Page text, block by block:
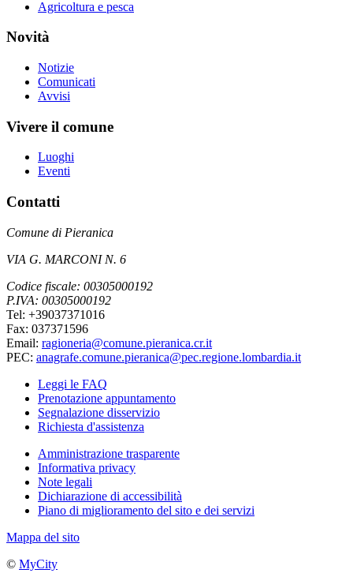
Agricoltura e pesca
Novità
Notizie
Comunicati
Avvisi
Vivere il comune
Luoghi
Eventi
Contatti
Comune di Pieranica
VIA G. MARCONI N. 6
Codice fiscale: 00305000192
P.IVA: 00305000192
Tel: +39037371016
Fax: 037371596
Email: ragioneria@comune.pieranica.cr.it
PEC: anagrafe.comune.pieranica@pec.regione.lombardia.it
Leggi le FAQ
Prenotazione appuntamento
Segnalazione disservizio
Richiesta d'assistenza
Amministrazione trasparente
Informativa privacy
Note legali
Dichiarazione di accessibilità
Piano di miglioramento del sito e dei servizi
Mappa del sito
© MyCity